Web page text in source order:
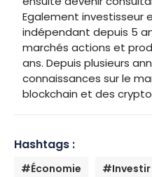
Egalement investisseur
indépendant depuis 5
marchés actions et
ans. Depuis plusieurs
connaissances sur le
blockchain et des
Hashtags :
#Économie
#Investir